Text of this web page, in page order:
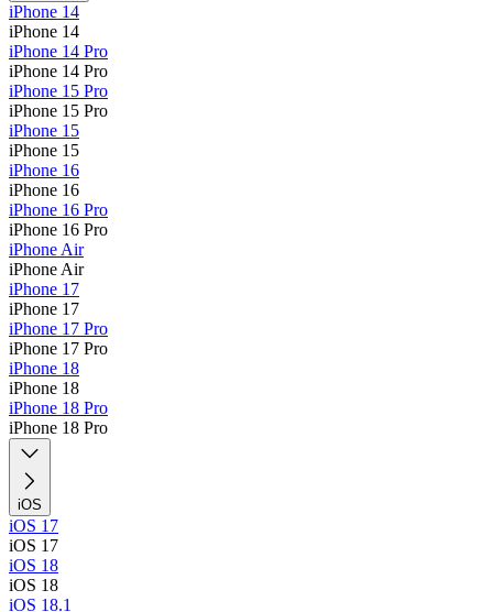
iPhone 14
iPhone 14
iPhone 14 Pro
iPhone 14 Pro
iPhone 15 Pro
iPhone 15 Pro
iPhone 15
iPhone 15
iPhone 16
iPhone 16
iPhone 16 Pro
iPhone 16 Pro
iPhone Air
iPhone Air
iPhone 17
iPhone 17
iPhone 17 Pro
iPhone 17 Pro
iPhone 18
iPhone 18
iPhone 18 Pro
iPhone 18 Pro
iOS
iOS 17
iOS 17
iOS 18
iOS 18
iOS 18.1